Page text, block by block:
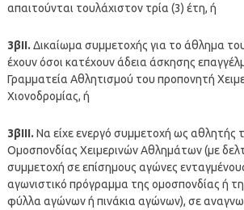
απαιτούνται τουλάχιστον τρία (3) έτη, ή
3βΙΙ. Δικαίωμα συμμετοχής για το άθλημα
έχουν όσοι κατέχουν άδεια άσκησης
Γραμματεία Αθλητισμού του προπονητή
Χιονοδρομίας, ή
3βΙΙΙ. Να είχε ενεργό συμμετοχή ως αθλητής
Ομοσπονδίας Χειμερινών Αθλημάτων (με
συμμετοχή σε επίσημους αγώνες
αγωνιστικό πρόγραμμα της ομοσπονδίας ή
φύλλα αγώνων ή πινάκια αγώνων), σε